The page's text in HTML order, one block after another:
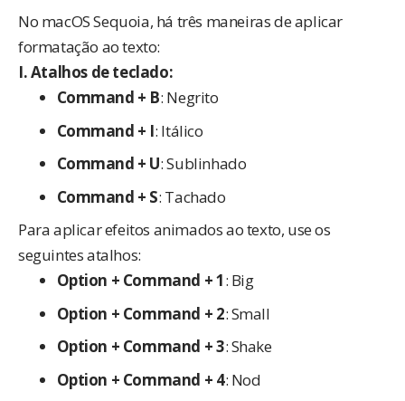
No macOS Sequoia, há três maneiras de aplicar
formatação ao texto:
I. Atalhos de teclado:
Command + B: Negrito
Command + I: Itálico
Command + U: Sublinhado
Command + S: Tachado
Para aplicar efeitos animados ao texto, use os
seguintes atalhos:
Option + Command + 1: Big
Option + Command + 2: Small
Option + Command + 3: Shake
Option + Command + 4: Nod